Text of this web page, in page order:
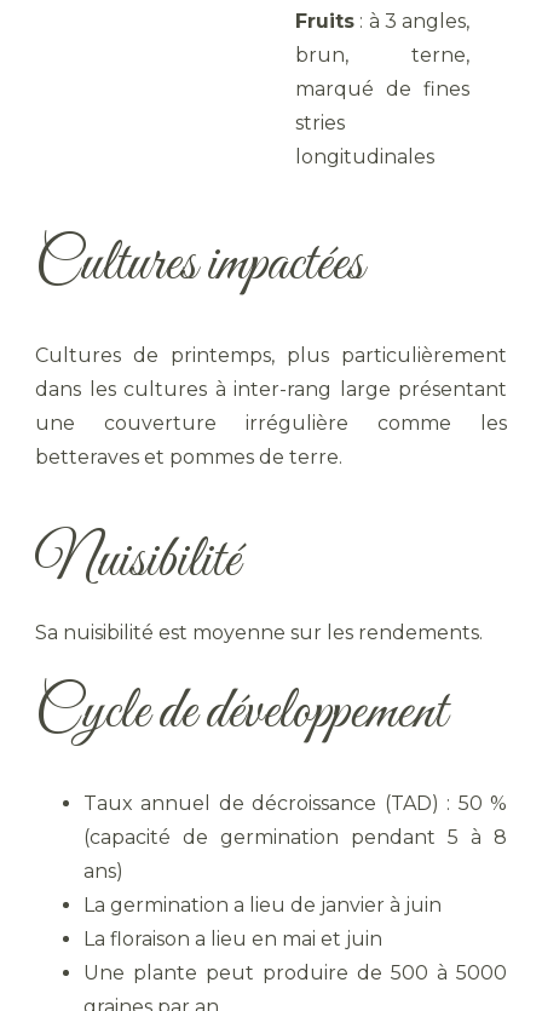
Fruits : à 3 angles,
brun, terne,
marqué de fines
stries
longitudinales
Cultures impactées
Cultures de printemps, plus particulièrement
dans les cultures à inter-rang large présentant
une couverture irrégulière comme les
betteraves et pommes de terre.
Nuisibilité
Sa nuisibilité est moyenne sur les rendements.
Cycle de développement
Taux annuel de décroissance (TAD) : 50 %
(capacité de germination pendant 5 à 8
ans)
La germination a lieu de janvier à juin
La floraison a lieu en mai et juin
Une plante peut produire de 500 à 5000